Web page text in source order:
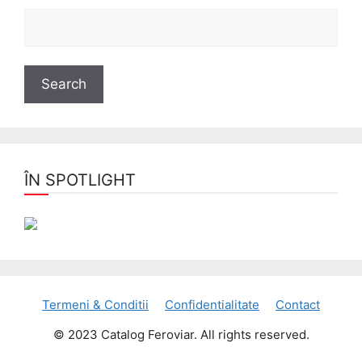
ÎN SPOTLIGHT
Termeni & Conditii Confidentialitate
Contact
© 2023 Catalog Feroviar. All rights reserved.